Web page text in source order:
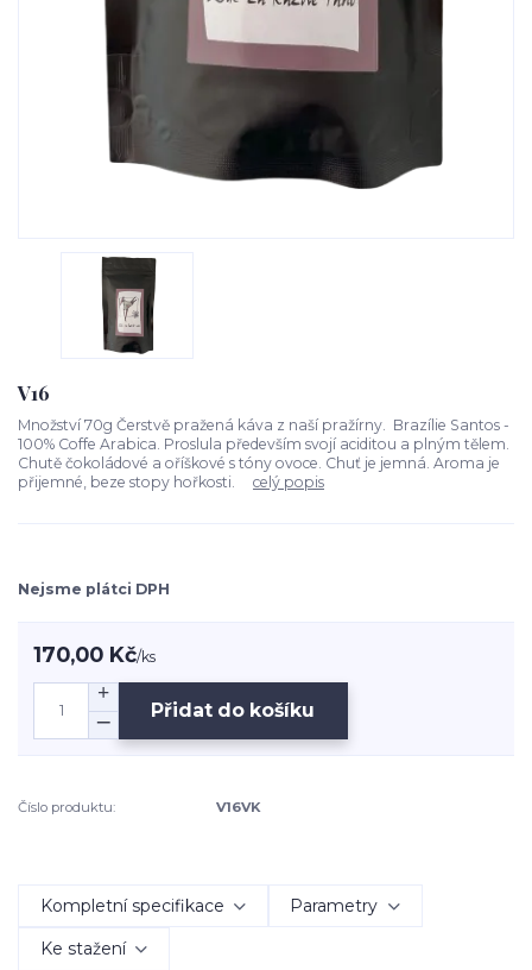
V16
Množství 70g Čerstvě pražená káva z naší pražírny. Brazílie Santos -
100% Coffe Arabica. Proslula především svojí aciditou a plným tělem.
Chutě čokoládové a oříškové s tóny ovoce. Chuť je jemná. Aroma je
přijemné, beze stopy hořkosti. celý popis
Nejsme plátci DPH
170,00 Kč/ks
Přidat do košíku
Číslo produktu: V16VK
Kompletní specifikace Parametry
Ke stažení